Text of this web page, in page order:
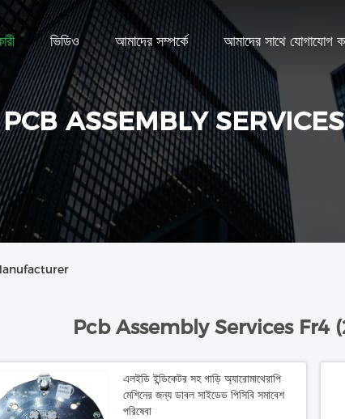
ভিডিও আমাদের সম্পর্কে আমাদের সাথে যোগাযোগ
PCB ASSEMBLY
Pcb Assembly Services Fr4
এলইডি ইন্ডিকেটর সহ গাড়ি অ্যারোমাথেরাপি
মেশিনের জন্য ডাবল সাইডেড পিসিবি সমাবেশ
পরিষেবা